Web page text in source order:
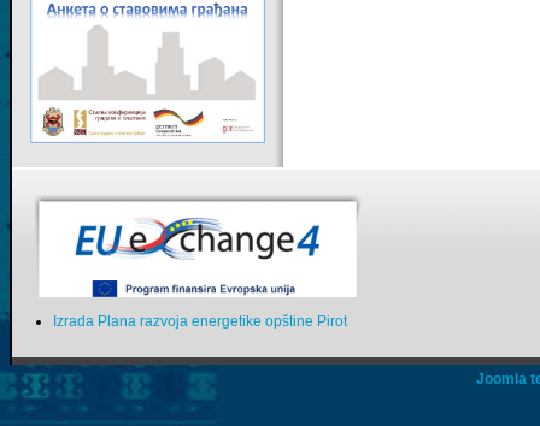
Izrada Plana razvoja energetike opštine Pirot
Joomla